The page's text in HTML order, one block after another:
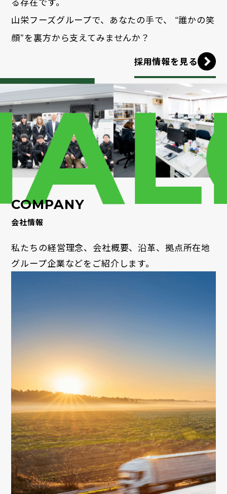
る存在です。
山栄フーズグループで、あなたの手で、
“誰かの笑
顔”を裏方から支えてみませんか？
採用情報を見る
COMPANY
会社情報
私たちの経営理念、会社概要、沿革、拠点所在地
グループ企業などをご紹介します。